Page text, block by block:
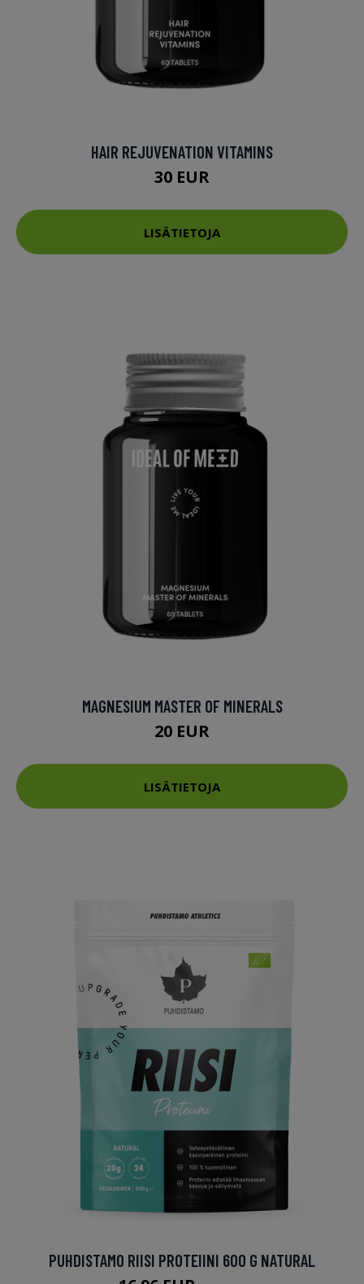
HAIR REJUVENATION VITAMINS
30 EUR
LISÄTIETOJA
MAGNESIUM MASTER OF MINERALS
20 EUR
LISÄTIETOJA
PUHDISTAMO RIISI PROTEIINI 600 G NATURAL